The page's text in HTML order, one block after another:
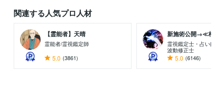
関連する人気プロ人材
【霊能者】天晴
霊能者/霊視鑑定師
5.0 (3861)
新施術公開→≪相
霊視鑑定士・占い師
波動修正士
5.0 (6146)